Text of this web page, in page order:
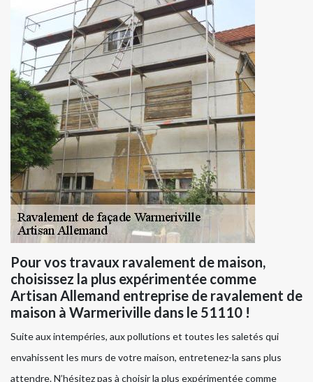
Pour vos travaux ravalement de maison,
choisissez la plus expérimentée comme
Artisan Allemand entreprise de ravalement de
maison à Warmeriville dans le 51110 !
Suite aux intempéries, aux pollutions et toutes les saletés qui
envahissent les murs de votre maison, entretenez-la sans plus
attendre. N’hésitez pas à choisir la plus expérimentée comme